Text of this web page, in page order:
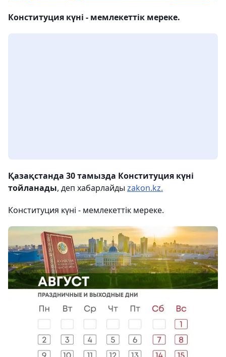
Конституция күні - мемлекеттік мереке.
Қазақстанда 30 тамызда Конституция күні
тойланады, деп хабарлайды zakon.kz.
Конституция күні - мемлекеттік мереке.